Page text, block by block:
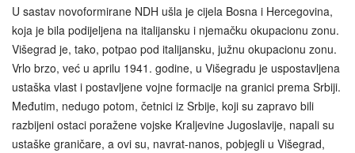
U sastav novoformirane NDH ušla je cijela Bosna i Hercegovina,
koja je bila podijeljena na italijansku i njemačku okupacionu zonu.
Višegrad je, tako, potpao pod italijansku, južnu okupacionu zonu.
Vrlo brzo, već u aprilu 1941. godine, u Višegradu je uspostavljena
ustaška vlast i postavljene vojne formacije na granici prema Srbiji.
Međutim, nedugo potom, četnici iz Srbije, koji su zapravo bili
razbijeni ostaci poražene vojske Kraljevine Jugoslavije, napali su
ustaške graničare, a ovi su, navrat-nanos, pobjegli u Višegrad,